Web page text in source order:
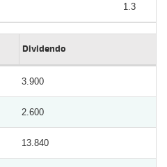
1.3
Dividendo
3.900
2.600
13.840